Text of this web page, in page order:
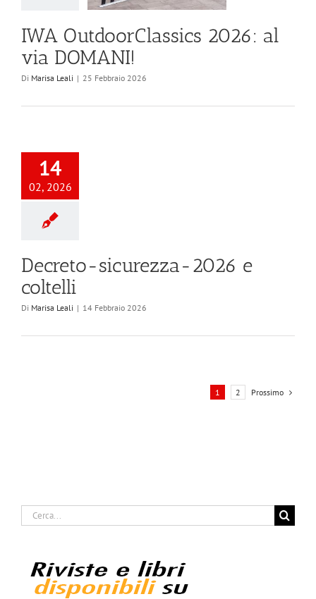
IWA OutdoorClassics 2026: al
via DOMANI!
Di Marisa Leali | 25 Febbraio 2026
14
02, 2026
Decreto-sicurezza-2026 e
coltelli
Di Marisa Leali | 14 Febbraio 2026
1 2 Prossimo
Cerca
per: